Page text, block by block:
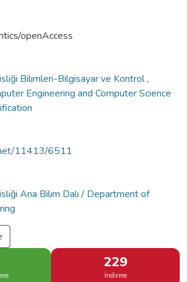
openAccess
Bilimleri-Bilgisayar ve Kontrol,
Engineering and Computer Science
11413/6511
Ana Bilim Dalı / Department of
229
İndirme